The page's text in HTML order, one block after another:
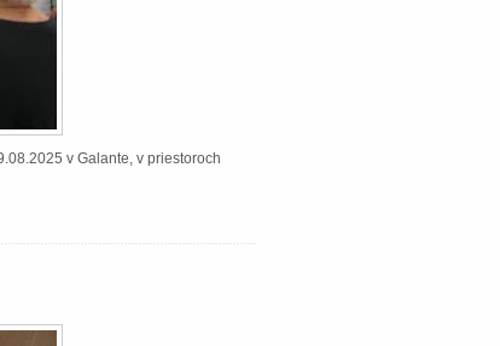
v Galante, v priestoroch